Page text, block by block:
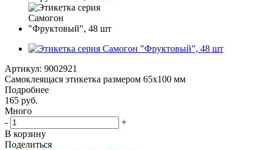
Артикул: 9002921
Самоклеящася этикетка размером 65х100 мм
Подробнее
165 руб.
Много
-
+
В корзину
Поделиться